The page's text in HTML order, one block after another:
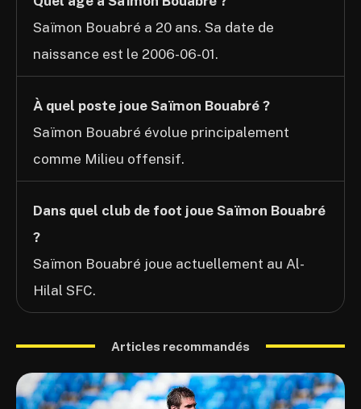
Saïmon Bouabré a 20 ans. Sa date de
naissance est le 2006-06-01.
À quel poste joue Saïmon Bouabré ?
Saïmon Bouabré évolue principalement
comme Milieu offensif.
Dans quel club de foot joue Saïmon Bouabré
?
Saïmon Bouabré joue actuellement au Al-
Hilal SFC.
Articles recommandés